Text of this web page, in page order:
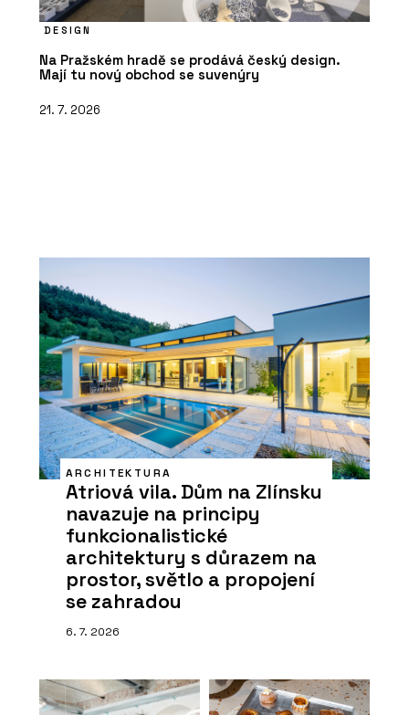
DESIGN
Na Pražském hradě se prodává český design.
Mají tu nový obchod se suvenýry
21. 7. 2026
ARCHITEKTURA
Atriová vila. Dům na Zlínsku
navazuje na principy
funkcionalistické
architektury s důrazem na
prostor, světlo a propojení
se zahradou
6. 7. 2026